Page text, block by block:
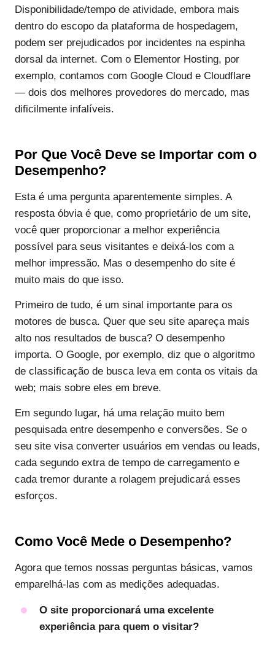
Disponibilidade/tempo de atividade, embora mais
dentro do escopo da plataforma de hospedagem,
podem ser prejudicados por incidentes na espinha
dorsal da internet. Com o Elementor Hosting, por
exemplo, contamos com Google Cloud e Cloudflare
— dois dos melhores provedores do mercado, mas
dificilmente infalíveis.
Por Que Você Deve se Importar com o
Desempenho?
Esta é uma pergunta aparentemente simples. A
resposta óbvia é que, como proprietário de um site,
você quer proporcionar a melhor experiência
possível para seus visitantes e deixá-los com a
melhor impressão. Mas o desempenho do site é
muito mais do que isso.
Primeiro de tudo, é um sinal importante para os
motores de busca. Quer que seu site apareça mais
alto nos resultados de busca? O desempenho
importa. O Google, por exemplo, diz que o algoritmo
de classificação de busca leva em conta os vitais da
web; mais sobre eles em breve.
Em segundo lugar, há uma relação muito bem
pesquisada entre desempenho e conversões. Se o
seu site visa converter usuários em vendas ou leads,
cada segundo extra de tempo de carregamento e
cada tremor durante a rolagem prejudicará esses
esforços.
Como Você Mede o Desempenho?
Agora que temos nossas perguntas básicas, vamos
emparelhá-las com as medições adequadas.
O site proporcionará uma excelente
experiência para quem o visitar?